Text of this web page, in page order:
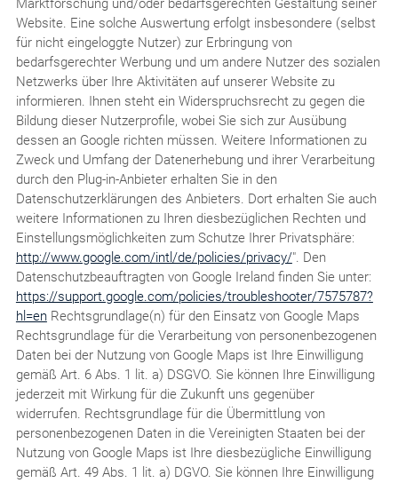
Website. Eine solche Auswertung erfolgt insbesondere (selbst
für nicht eingeloggte Nutzer) zur Erbringung von
bedarfsgerechter Werbung und um andere Nutzer des sozialen
Netzwerks über Ihre Aktivitäten auf unserer Website zu
informieren. Ihnen steht ein Widerspruchsrecht zu gegen die
Bildung dieser Nutzerprofile, wobei Sie sich zur Ausübung
dessen an Google richten müssen. Weitere Informationen zu
Zweck und Umfang der Datenerhebung und ihrer Verarbeitung
durch den Plug-in-Anbieter erhalten Sie in den
Datenschutzerklärungen des Anbieters. Dort erhalten Sie auch
weitere Informationen zu Ihren diesbezüglichen Rechten und
Einstellungsmöglichkeiten zum Schutze Ihrer Privatsphäre:
http://www.google.com/intl/de/policies/privacy/". Den
Datenschutzbeauftragten von Google Ireland finden Sie unter:
https://support.google.com/policies/troubleshooter/7575787?
hl=enRechtsgrundlage(n) für den Einsatz von Google Maps
Rechtsgrundlage für die Verarbeitung von personenbezogenen
Daten bei der Nutzung von Google Maps ist Ihre Einwilligung
gemäß Art. 6 Abs. 1 lit. a) DSGVO. Sie können Ihre Einwilligung
jederzeit mit Wirkung für die Zukunft uns gegenüber
widerrufen. Rechtsgrundlage für die Übermittlung von
personenbezogenen Daten in die Vereinigten Staaten bei der
Nutzung von Google Maps ist Ihre diesbezügliche Einwilligung
gemäß Art. 49 Abs. 1 lit. a) DGVO. Sie können Ihre Einwilligung